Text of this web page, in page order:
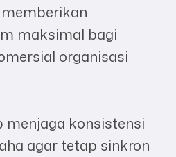
maksimal bagi
organisasi
menjaga konsistensi
agar tetap sinkron